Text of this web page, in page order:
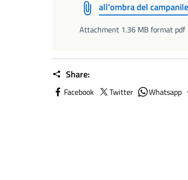
all'ombra del
Attachment 1.36 MB format pdf
Share:
Facebook Twitter Whatsapp